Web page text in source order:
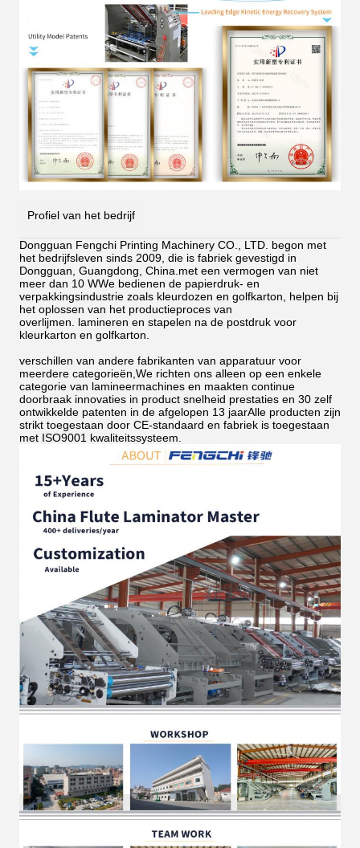
Profiel van het bedrijf
Dongguan Fengchi Printing Machinery CO., LTD. begon met
het bedrijfsleven sinds 2009, die is fabriek gevestigd in
Dongguan, Guangdong, China.met een vermogen van niet
meer dan 10 WWe bedienen de papierdruk- en
verpakkingsindustrie zoals kleurdozen en golfkarton, helpen bij
het oplossen van het productieproces van
overlijmen.
lamineren en stapelen na de postdruk voor
kleurkarton en golfkarton.
verschillen van andere fabrikanten van apparatuur voor
meerdere categorieën,We richten ons alleen op een enkele
categorie van lamineermachines en maakten continue
doorbraak innovaties in product snelheid prestaties en 30 zelf
ontwikkelde patenten in de afgelopen 13 jaarAlle producten zijn
strikt toegestaan door CE-standaard en fabriek is toegestaan
met ISO9001 kwaliteitssysteem.